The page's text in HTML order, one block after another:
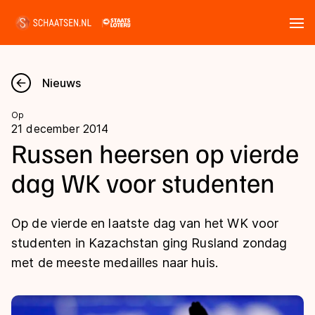
Nieuws
Kalender
Disciplines
Langebaan
Shorttrack
Uitslagen
Langebaan
Marathon
Tijden & historie
Ranglijsten Langebaan
Nieuws
Op
21 december 2014
Russen heersen op vierde
dag WK voor studenten
Op de vierde en laatste dag van het WK voor
studenten in Kazachstan ging Rusland zondag
met de meeste medailles naar huis.